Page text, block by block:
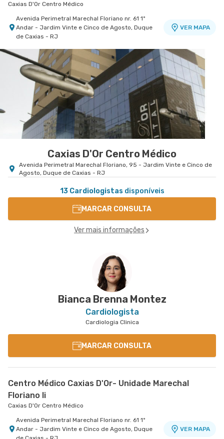
Caxias D'Or Centro Médico
Avenida Perimetral Marechal Floriano nr. 61 1º
Andar - Jardim Vinte e Cinco de Agosto, Duque
de Caxias - RJ
VER MAPA
Caxias D'Or Centro Médico
Avenida Perimetral Marechal Floriano, 95 - Jardim Vinte e Cinco de
Agosto, Duque de Caxias - RJ
13 Cardiologistas disponíveis
MARCAR CONSULTA
Ver mais informações
Bianca Brenna Montez
Cardiologista
Cardiologia Clinica
MARCAR CONSULTA
Centro Médico Caxias D'Or- Unidade Marechal
Floriano Ii
Caxias D'Or Centro Médico
Avenida Perimetral Marechal Floriano nr. 61 1º
Andar - Jardim Vinte e Cinco de Agosto, Duque
VER MAPA